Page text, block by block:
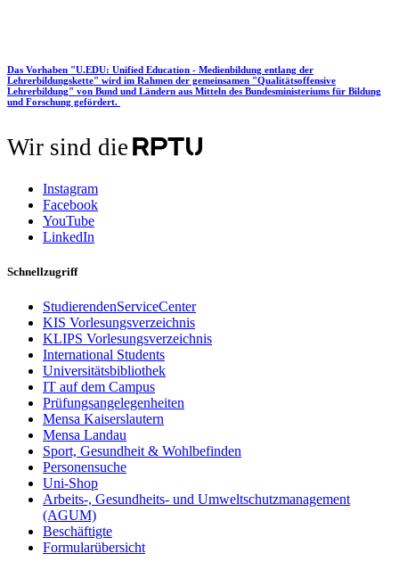
Das Vorhaben "U.EDU: Unified Education - Medienbildung entlang der
Lehrerbildungskette" wird im Rahmen der gemeinsamen "Qualitätsoffensive
Lehrerbildung" von Bund und Ländern aus Mitteln des Bundesministeriums für Bildung
und Forschung gefördert.
Wir sind die
Instagram
Facebook
YouTube
LinkedIn
Schnellzugriff
StudierendenServiceCenter
KIS Vorlesungsverzeichnis
KLIPS Vorlesungsverzeichnis
International Students
Universitätsbibliothek
IT auf dem Campus
Prüfungsangelegenheiten
Mensa Kaiserslautern
Mensa Landau
Sport, Gesundheit & Wohlbefinden
Personensuche
Uni-Shop
Arbeits-, Gesundheits- und Umweltschutzmanagement
(AGUM)
Beschäftigte
Formularübersicht